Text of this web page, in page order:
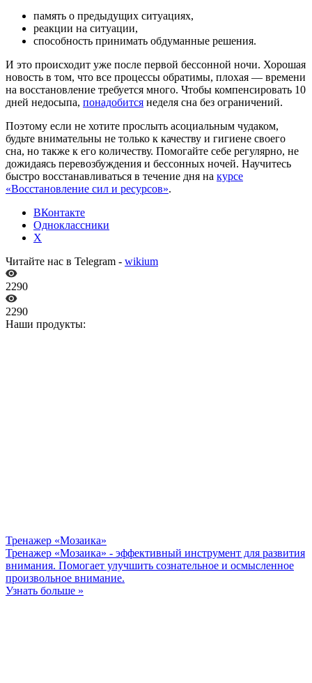
память о предыдущих ситуациях,
реакции на ситуации,
способность принимать обдуманные решения.
И это происходит уже после первой бессонной ночи. Хорошая
новость в том, что все процессы обратимы, плохая — времени
на восстановление требуется много. Чтобы компенсировать 10
дней недосыпа, понадобится неделя сна без ограничений.
Поэтому если не хотите прослыть асоциальным чудаком,
будьте внимательны не только к качеству и гигиене своего
сна, но также к его количеству. Помогайте себе регулярно, не
дожидаясь перевозбуждения и бессонных ночей. Научитесь
быстро восстанавливаться в течение дня на курсе
«Восстановление сил и ресурсов».
ВКонтакте
Одноклассники
X
Читайте нас в Telegram - wikium
2290
2290
Наши продукты:
Тренажер «Мозаика»
Тренажер «Мозаика» - эффективный инструмент для развития
внимания. Помогает улучшить сознательное и осмысленное
произвольное внимание.
Узнать больше »